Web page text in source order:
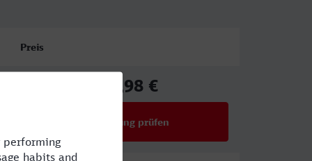
Preis
80,98 €
Verbindung prüfen